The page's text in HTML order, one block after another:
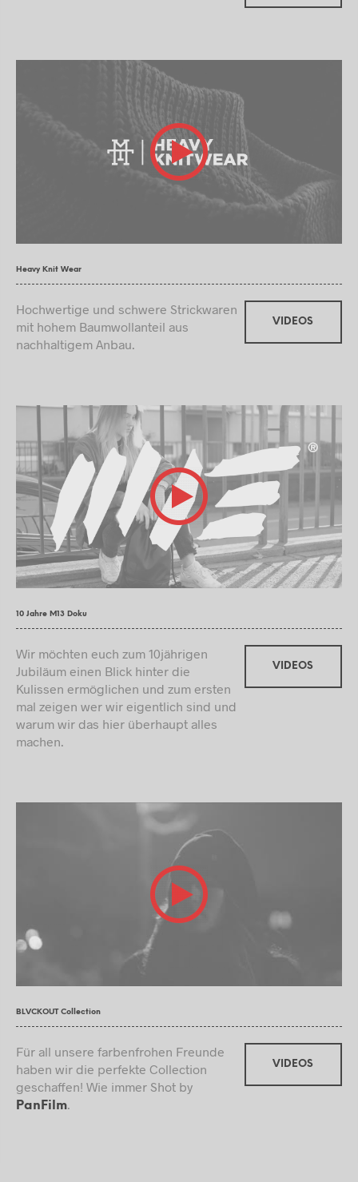
Heavy Knit Wear
Hochwertige und schwere Strickwaren
mit hohem Baumwollanteil aus
nachhaltigem Anbau.
VIDEOS
10 Jahre M13 Doku
Wir möchten euch zum 10jährigen
Jubiläum einen Blick hinter die
Kulissen ermöglichen und zum ersten
mal zeigen wer wir eigentlich sind und
warum wir das hier überhaupt alles
machen.
VIDEOS
BLVCKOUT Collection
Für all unsere farbenfrohen Freunde
haben wir die perfekte Collection
geschaffen! Wie immer Shot by
PanFilm
VIDEOS